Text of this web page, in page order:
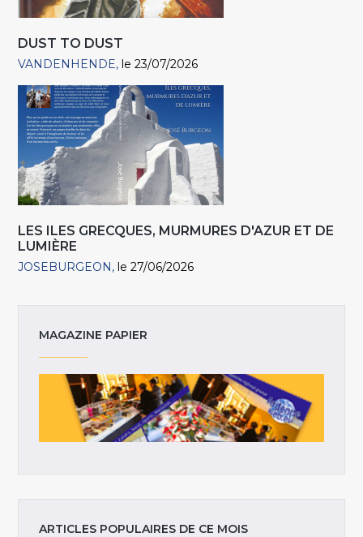
DUST TO DUST
VANDENHENDE le 23/07/2026
LES ILES GRECQUES, MURMURES D'AZUR ET DE
LUMIÈRE
JOSEBURGEON le 27/06/2026
MAGAZINE PAPIER
ARTICLES POPULAIRES DE CE MOIS